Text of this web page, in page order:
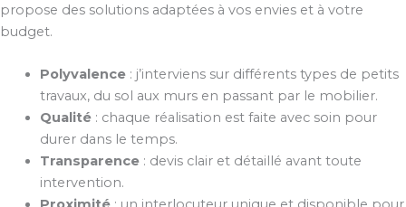
propose des solutions adaptées à vos envies et à votre
budget.
Polyvalence: j’interviens sur différents types de petits
travaux, du sol aux murs en passant par le mobilier.
Qualité: chaque réalisation est faite avec soin pour
durer dans le temps.
Transparence: devis clair et détaillé avant toute
intervention.